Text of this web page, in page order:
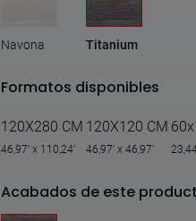
Navona Titanium
Formatos disponibles
120X280 CM
46,97' x 110,24'
120X120 CM
46,97' x 46,97'
Acabados de este